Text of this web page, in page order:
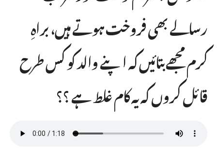
رسالے بھی فروخت ہوتے ہیں، براہِ
کرم مجھے بتائیں کہ اپنے والد کو کس طرح
قائل کروں کہ یہ کام غلط ہے ؟؟